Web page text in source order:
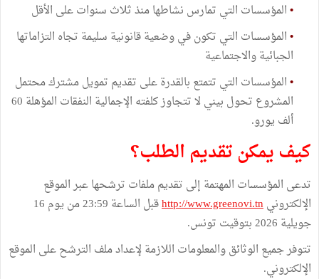
•المؤسسات التي تمارس نشاطها منذ ثلاث سنوات على الأقل
•المؤسسات التي تكون في وضعية قانونية سليمة تجاه التزاماتها
الجبائية والاجتماعية
•المؤسسات التي تتمتع بالقدرة على تقديم تمويل مشترك محتمل
المشروع تحول بيني لا تتجاوز كلفته الإجمالية النفقات المؤهلة 60
ألف يورو.
كيف يمكن تقديم الطلب؟
تدعى المؤسسات المهتمة إلى تقديم ملفات ترشحها عبر الموقع
الإلكترونيhttp://www.greenovi.tn
قبل الساعة 23:59 من يوم 16
جويلية 2026 بتوقيت تونس.
تتوفر جميع الوثائق والمعلومات اللازمة لإعداد ملف الترشح على الموقع
الإلكتروني.